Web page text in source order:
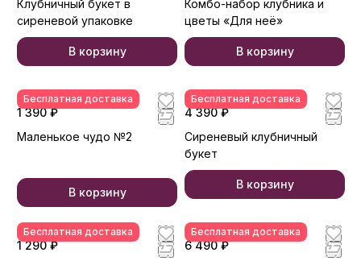
Клубничный букет в
сиреневой упаковке
В корзину
Комбо-набор клубника и
цветы «Для неё»
В корзину
Бесплатная доставка
1 390 ₽
Маленькое чудо №2
В корзину
Бесплатная доставка
4 390 ₽
Сиреневый клубничный
букет
В корзину
Бесплатная доставка
1 290 ₽
Бесплатная доставка
6 490 ₽